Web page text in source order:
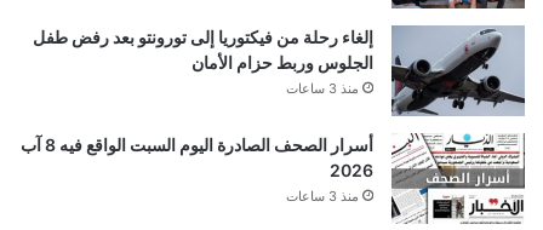
إلغاء رحلة من فيكتوريا إلى تورونتو بعد رفض طفل
الجلوس وربط حزام الأمان
منذ 3 ساعات
أسرار الصحف الصادرة اليوم السبت الواقع فيه 8 آب
2026
منذ 3 ساعات